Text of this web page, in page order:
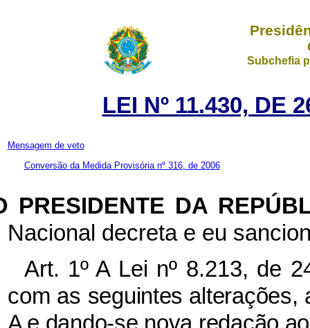
Subchefia
LEI Nº 11.430, DE
Mensagem de veto
Conversão da Medida Provisória nº 316, de 2006
PRESIDENTE DA
Nacional decreta e eu
Art. 1ºA Lei nº 8.213, de
com as seguintes alterações,